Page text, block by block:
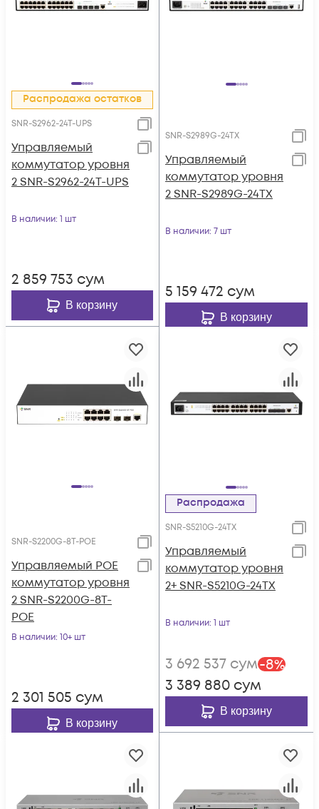
Распродажа остатков
SNR-S2962-24T-UPS
Управляемый
коммутатор уровня
2 SNR-S2962-24T-UPS
В наличии: 1 шт
2 859 753 сум
В корзину
SNR-S2989G-24TX
Управляемый
коммутатор уровня
2 SNR-S2989G-24TX
В наличии: 7 шт
5 159 472 сум
В корзину
SNR-S2200G-8T-POE
Управляемый POE
коммутатор уровня
2 SNR-S2200G-8T-
POE
В наличии: 10+ шт
2 301 505 сум
В корзину
Распродажа
SNR-S5210G-24TX
Управляемый
коммутатор уровня
2+ SNR-S5210G-24TX
В наличии: 1 шт
3 692 537 сум-8%
3 389 880 сум
В корзину